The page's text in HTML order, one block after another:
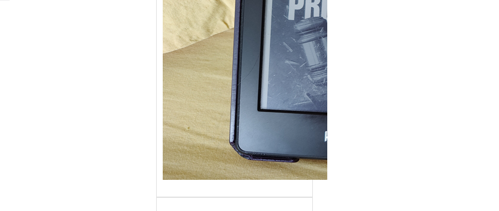
Sans grande surprise, j’ai
replongé dans la série
« Roy Grace »…